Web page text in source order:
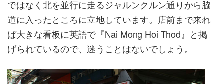
ではなく北を並行に走るジャルンクルン通りから脇
道に入ったところに立地しています。店前まで来れ
ば大きな看板に英語で『Nai Mong Hoi Thod』と掲
げられているので、迷うことはないでしょう。